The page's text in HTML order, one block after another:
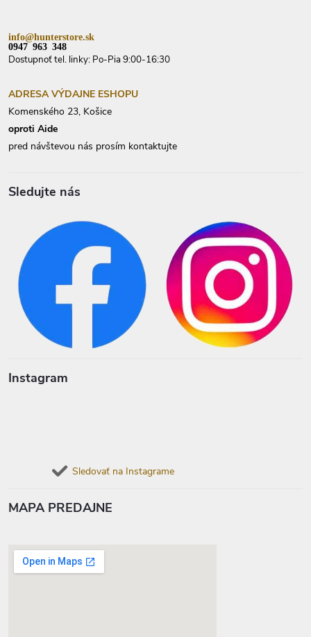
info@hunterstore.sk
0947 963 348
Dostupnoť tel. linky: Po-Pia 9:00-16:30
ADRESA VÝDAJNE ESHOPU
Komenského 23, Košice
oproti Aide
pred návštevou nás prosím kontaktujte
Sledujte nás
Instagram
Sledovať na Instagrame
MAPA PREDAJNE